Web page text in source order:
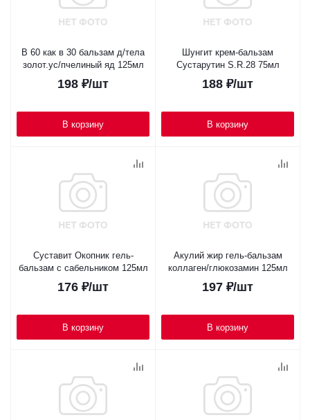
В 60 как в 30 бальзам д/тела
золот.ус/пчелиный яд 125мл
198 ₽/шт
В корзину
Шунгит крем-бальзам
Cустарутин S.R.28 75мл
188 ₽/шт
В корзину
Суставит Окопник гель-
бальзам с сабельником 125мл
176 ₽/шт
В корзину
Акулий жир гель-бальзам
коллаген/глюкозамин 125мл
197 ₽/шт
В корзину